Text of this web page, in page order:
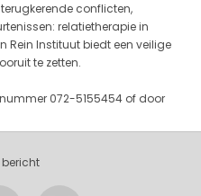
conflicten,
relatietherapie in
Rein Instituut biedt een veilige
te zetten.
072-5155454 of door
bericht